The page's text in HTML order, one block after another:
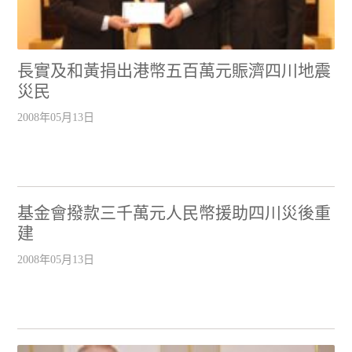
長實及和黃捐出港幣五百萬元賑濟四川地震
災民
2008年05月13日
基金會撥款三千萬元人民幣援助四川災後重
建
2008年05月13日